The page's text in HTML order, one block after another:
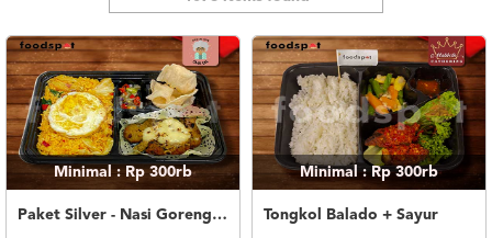
MEREKA
KATALOG
LOYALTY
PROGRAM
ABOUT
Minimal : Rp 300rb
Paket Silver - Nasi Goreng Nanas Geprek Mozza
Minimal : Rp 300rb
Tongkol Balado + Sayur